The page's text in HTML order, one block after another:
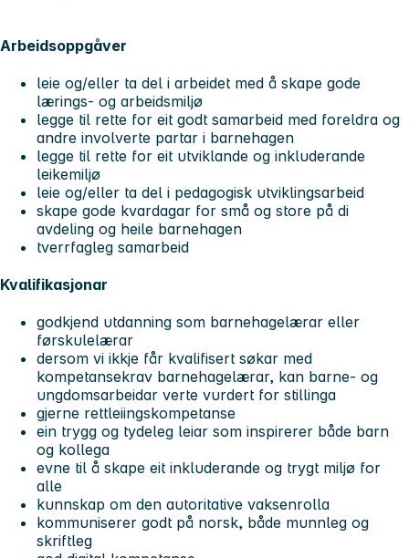
Arbeidsoppgåver
leie og/eller ta del i arbeidet med å skape gode
lærings- og arbeidsmiljø
legge til rette for eit godt samarbeid med foreldra og
andre involverte partar i barnehagen
legge til rette for eit utviklande og inkluderande
leikemiljø
leie og/eller ta del i pedagogisk utviklingsarbeid
skape gode kvardagar for små og store på di
avdeling og heile barnehagen
tverrfagleg samarbeid
Kvalifikasjonar
godkjend utdanning som barnehagelærar eller
førskulelærar
dersom vi ikkje får kvalifisert søkar med
kompetansekrav barnehagelærar, kan barne- og
ungdomsarbeidar verte vurdert for stillinga
gjerne rettleiingskompetanse
ein trygg og tydeleg leiar som inspirerer både barn
og kollega
evne til å skape eit inkluderande og trygt miljø for
alle
kunnskap om den autoritative vaksenrolla
kommuniserer godt på norsk, både munnleg og
skriftleg